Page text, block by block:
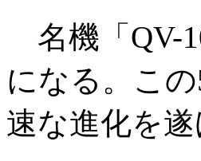
名機「QV-
になる。こ
速な進化を遂